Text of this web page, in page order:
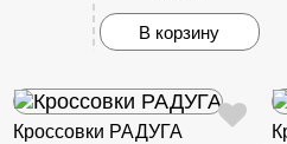
В корзину
Кроссовки РАДУГА